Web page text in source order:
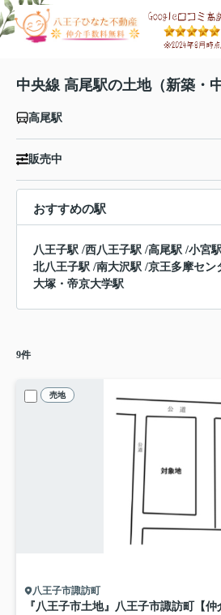
中央線 高尾駅の土地（新築・
高尾駅
販売中
おすすめの駅
八王子駅 /西八王子駅 /高尾駅 /小宮駅
北八王子駅 /南大沢駅 /京王多摩セン
大塚・帝京大学駅
9件
売地
八王子市諏訪町